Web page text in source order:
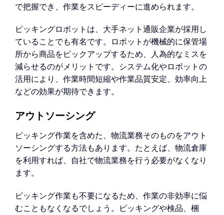
で把握でき、作業をスピーディーに進められます。
ピッキングロボットは、大手ネット通販企業が採用し
ていることでも有名です。ロボットが機械的に保管場
所から商品をピックアップするため、人為的なミスを
減らせるのがメリットです。システム化やロボットの
活用により、作業時間短縮や作業品質安定、効率向上
などの効果が期待できます。
アウトソーシング
ピッキング作業を含めた、物流業務そのものをアウト
ソーシングする方法もあります。たとえば、物流倉庫
を利用すれば、自社で物流業務を行う必要がなくなり
ます。
ピッキング作業も不要になるため、作業の非効率に悩
むこともなくなるでしょう。ピッキングや検品、梱